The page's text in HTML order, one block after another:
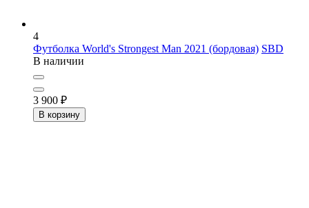
4
Футболка World's Strongest Man 2021 (бордовая) SBD
В наличии
3 900 ₽
В корзину